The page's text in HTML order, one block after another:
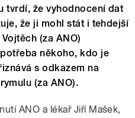
tvrdí, že vyhodnocení dat
že ji mohl stát i tehdejší
(za ANO)
někoho, kdo je
s odkazem na
(za ANO).
ANO a lékař Jiří Mašek,